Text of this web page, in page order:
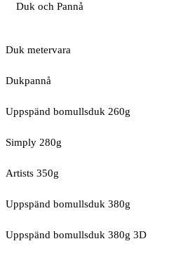
Duk och Pannå
Duk metervara
Dukpannå
Uppspänd bomullsduk 260g
Simply 280g
Artists 350g
Uppspänd bomullsduk 380g
Uppspänd bomullsduk 380g 3D